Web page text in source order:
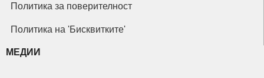
Политика за поверителност
Политика на 'Бисквитките'
МЕДИИ